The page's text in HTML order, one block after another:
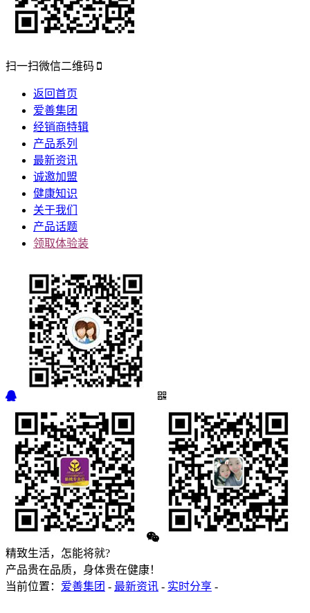
扫一扫微信二维码
返回首页
爱善集团
经销商特辑
产品系列
最新资讯
诚邀加盟
健康知识
关于我们
产品话题
领取体验装
精致生活，怎能将就?
产品贵在品质，身体贵在健康！
当前位置： 爱善集团 - 最新资讯 - 实时分享 -